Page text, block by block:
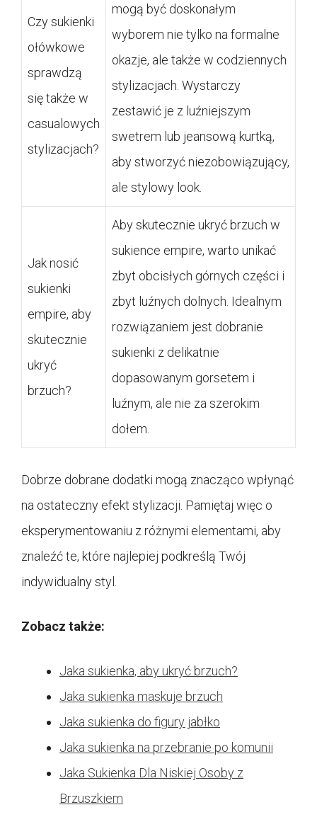
Czy sukienki
ołówkowe
sprawdzą
się także w
casualowych
stylizacjach?
mogą być doskonałym
wyborem nie tylko na formalne
okazje, ale także w codziennych
stylizacjach. Wystarczy
zestawić je z luźniejszym
swetrem lub jeansową kurtką,
aby stworzyć niezobowiązujący,
ale stylowy look.
Jak nosić
sukienki
empire, aby
skutecznie
ukryć
brzuch?
Aby skutecznie ukryć brzuch w
sukience empire, warto unikać
zbyt obcisłych górnych części i
zbyt luźnych dolnych. Idealnym
rozwiązaniem jest dobranie
sukienki z delikatnie
dopasowanym gorsetem i
luźnym, ale nie za szerokim
dołem.
Dobrze dobrane dodatki mogą znacząco wpłynąć
na ostateczny efekt stylizacji. Pamiętaj więc o
eksperymentowaniu z różnymi elementami, aby
znaleźć te, które najlepiej podkreślą Twój
indywidualny styl.
Zobacz także:
Jaka sukienka, aby ukryć brzuch?
Jaka sukienka maskuje brzuch
Jaka sukienka do figury jabłko
Jaka sukienka na przebranie po komunii
Jaka Sukienka Dla Niskiej Osoby z
Brzuszkiem